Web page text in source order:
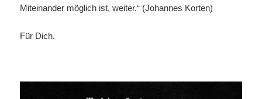
Miteinander möglich ist, weiter.“ (Johannes Korten)
Für Dich.